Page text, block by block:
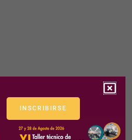
INSCRIBIRSE